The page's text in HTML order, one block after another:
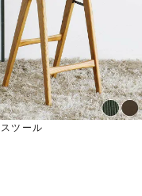
温かみがある素材感
ツール